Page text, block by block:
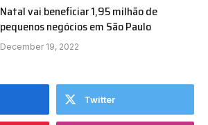
Natal vai beneficiar 1,95 milhão de
pequenos negócios em São Paulo
December 19, 2022
Twitter